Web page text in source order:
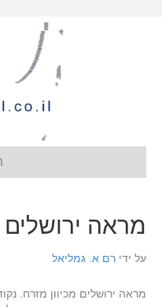
מראה ירושלים
על ידי רם א. גמליאל
מראה ירושלים מכיוון מזרח.